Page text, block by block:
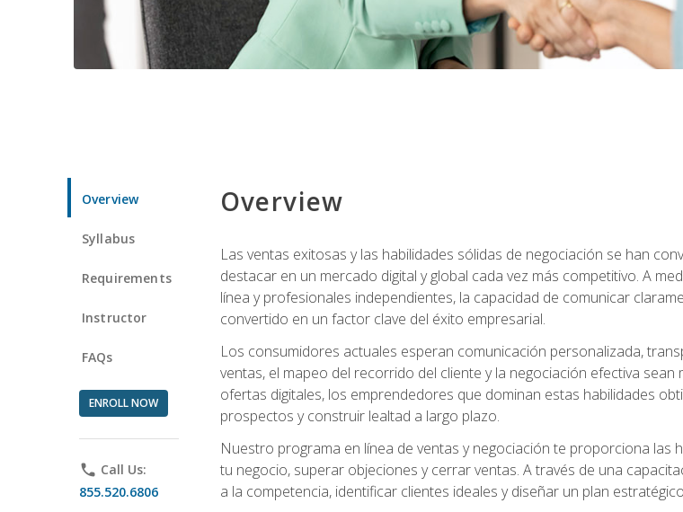
Overview
Syllabus
Requirements
Instructor
FAQs
ENROLL NOW
phone Call Us:
855.520.6806
Overview
Las ventas exitosas y las habilidades sólidas de negociación se han
destacar en un mercado digital y global cada vez más competitivo. A
línea y profesionales independientes, la capacidad de comunicar
convertido en un factor clave del éxito empresarial.
Los consumidores actuales esperan comunicación personalizada,
ventas, el mapeo del recorrido del cliente y la negociación efectiva
ofertas digitales, los emprendedores que dominan estas habilidades
prospectos y construir lealtad a largo plazo.
Nuestro programa en línea de ventas y negociación te proporciona
tu negocio, superar objeciones y cerrar ventas. A través de una
a la competencia, identificar clientes ideales y diseñar un plan